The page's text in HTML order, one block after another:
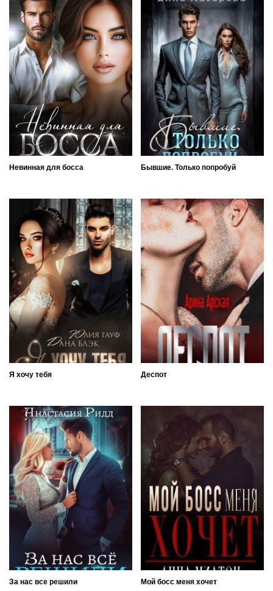
Невинная для босса Бывшие. Только попробуй
Я хочу тебя Деспот
За нас все решили Мой босс меня хочет